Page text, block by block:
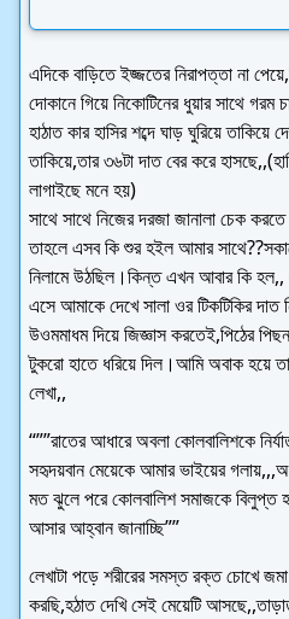
এদিকে বাড়িতে ইজ্জতের নিরাপত্তা না
দোকানে গিয়ে নিকোটিনের ধুয়ার সাথে গরম
হাঠাত কার হাসির শব্দে ঘাড় ঘুরিয়ে তাকিয়ে
তাকিয়ে,তার ৩৬টা দাত বের করে
লাগাইছে মনে হয়)
সাথে সাথে নিজের দরজা জানালা চেক
তাহলে এসব কি শুর হইল আমার
নিলামে উঠছিল।কিন্ত এখন আবার কি
এসে আমাকে দেখে সালা ওর টিকটিকির দাত
উওমমাধম দিয়ে জিজ্ঞাস করতেই,পিঠের
টুকরো হাতে ধরিয়ে দিল।আমি অবাক হয়ে
লেখা,,
“””রাতের আধারে অবলা কোলবালিশকে
সহৃদয়বান মেয়েকে আমার ভাইয়ের
মত ঝুলে পরে কোলবালিশ সমাজকে বিলুপ্ত
আসার আহ্বান জানাচ্ছি””
লেখাটা পড়ে শরীরের সমস্ত রক্ত চোখে
করছি,হঠাত দেখি সেই মেয়েটি